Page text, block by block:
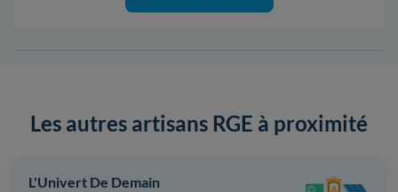
Les autres artisans RGE à proximité
L'Univert De Demain